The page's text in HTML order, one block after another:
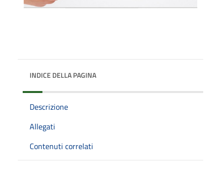
INDICE DELLA PAGINA
Descrizione
Allegati
Contenuti correlati